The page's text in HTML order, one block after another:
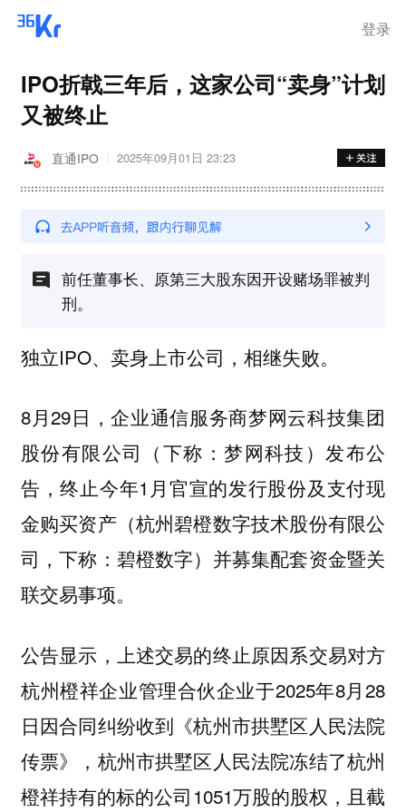
登录
IPO折戟三年后，这家公司“卖身”计划
又被终止
直通IPO 2025年09月01日 23:23
前任董事长、原第三大股东因开设赌场罪被判
刑。
独立IPO、卖身上市公司，相继失败。
8月29日，企业通信服务商梦网云科技集团
股份有限公司（下称：梦网科技）发布公
告，终止今年1月官宣的发行股份及支付现
金购买资产（杭州碧橙数字技术股份有限公
司，下称：碧橙数字）并募集配套资金暨关
联交易事项。
公告显示，上述交易的终止原因系交易对方
杭州橙祥企业管理合伙企业于2025年8月28
日因合同纠纷收到《杭州市拱墅区人民法院
传票》，杭州市拱墅区人民法院冻结了杭州
橙祥持有的标的公司1051万股的股权，且截